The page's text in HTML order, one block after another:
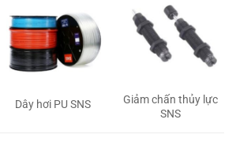
Dây hơi PU SNS
Giảm chấn thủy lực
SNS